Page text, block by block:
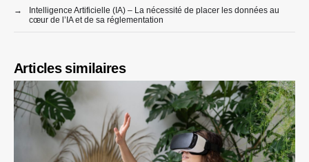
→
Intelligence Artificielle (IA) – La nécessité de placer les données au
cœur de l’IA et de sa réglementation
Articles similaires